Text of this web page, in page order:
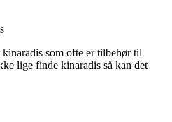
kinaradis som ofte er tilbehør til
lige finde kinaradis så kan det